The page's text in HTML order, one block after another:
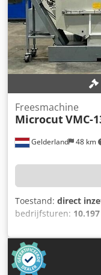
560/22 dat wij te
op voor meer
Buitenlengte: ca.
Tafelbelasting: 500
Max.
mm • Maximaal
Gelderland 48 km
Freesmachine
MicrocutVMC-
Toestand: direct
bedrijfsturen:
,
verplaatsing Y-as:
mm, controller
10.000 rpm